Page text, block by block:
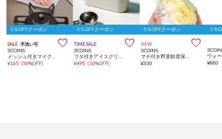
5％OFFクーポン
SALE 手洗い可 
3COINS
¥165 (50%OFF)
5％OFFクーポン
TIME SALE 
3COINS
¥495 (10%OFF)
5％OFFクーポン
NEW 
3COINS
マチ付き野菜鮮度保持袋：L／KITINTO
¥330
5％
¥880